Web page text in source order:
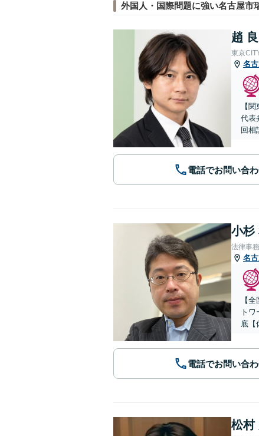
外国人・国際問題に強い名古屋市
趙 良
東京
名
【
代表
回相
電話でお問い合
小杉
法律事
名
【
ト
底【
電話でお問い合
松村